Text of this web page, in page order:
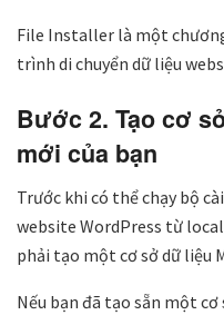
File Installer là một
trình di chuyển dữ liệu
Bước 2. Tạo cơ
mới của bạn
Trước khi có thể chạy bộ
website WordPress từ
phải tạo một cơ sở dữ liệu
Nếu bạn đã tạo sẵn một cơ